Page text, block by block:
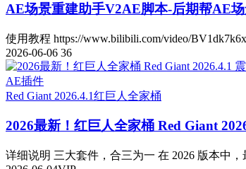
AE场景重建助手V2AE脚本-后期帮AE
使用教程 https://www.bilibili.com/video/
2026-06-06 36
AE插件
Red Giant 2026.4.1红巨人全家桶
2026最新！红巨人全家桶 Red Giant
详细说明 三大套件，合三为一 在 2026 版本中